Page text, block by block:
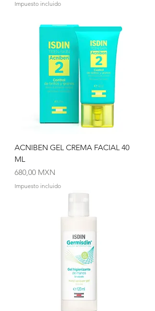
Impuesto incluido
ACNIBEN GEL CREMA FACIAL 40
ML
Precio
680,00 MXN
Impuesto incluido